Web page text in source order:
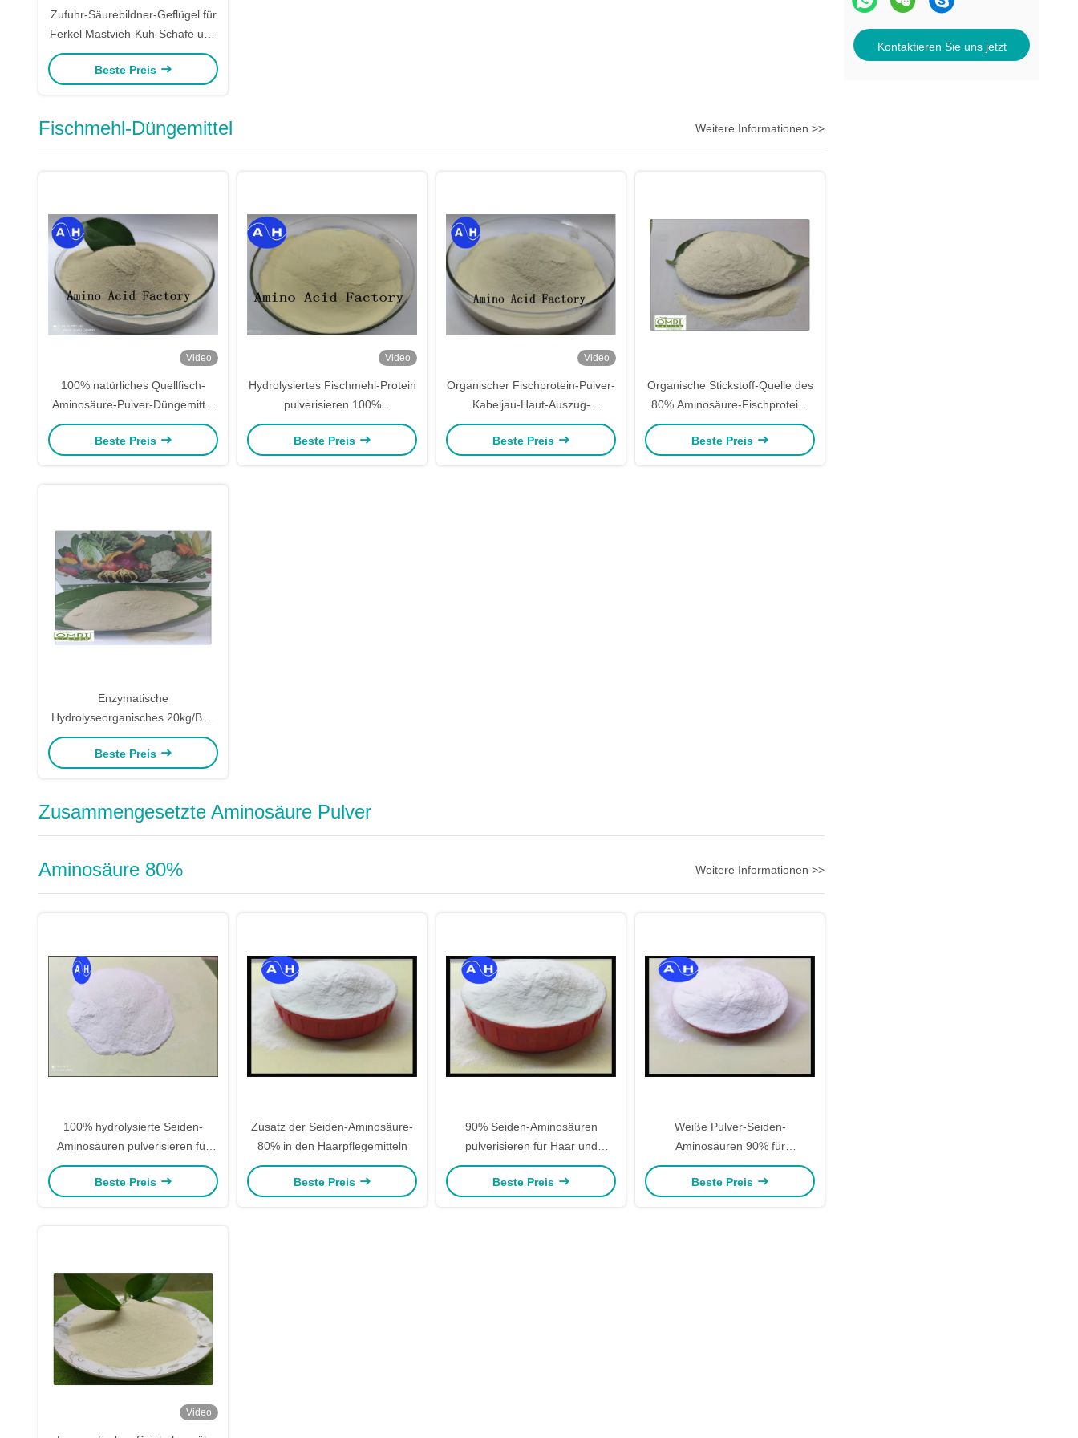
Kontaktieren Sie uns jetzt
Zufuhr-Säurebildner-Geflügel für
Ferkel Mastvieh-Kuh-Schafe und
andere Tiere
Beste Preis
Fischmehl-Düngemittel Weitere Informationen >>
Video
100% natürliches Quellfisch-
Aminosäure-Pulver-Düngemittel
12-0-0 wasserlöslich
Beste Preis
Video
Hydrolysiertes Fischmehl-Protein
pulverisieren 100%
wasserlösliches Düngemittel
Beste Preis
Video
Organischer Fischprotein-Pulver-
Kabeljau-Haut-Auszug-
landwirtschaftliches Düngemittel
wasserlöslich
Beste Preis
Organische Stickstoff-Quelle des
80% Aminosäure-Fischprotein-
Düngemittel-14-0-0
Beste Preis
Enzymatische
Hydrolyseorganisches 20kg/Bag
Fischmehl-Düngemittel
Beste Preis
Zusammengesetzte Aminosäure Pulver
Aminosäure 80% Weitere Informationen >>
100% hydrolysierte Seiden-
Aminosäuren pulverisieren für
Hautpflege-Wesentlich-Zusatz
Beste Preis
Zusatz der Seiden-Aminosäure-
80% in den Haarpflegemitteln
Beste Preis
90% Seiden-Aminosäuren
pulverisieren für Haar und
Hautpflege
Beste Preis
Weiße Pulver-Seiden-
Aminosäuren 90% für
kosmetischen Bestandteil
Beste Preis
Video